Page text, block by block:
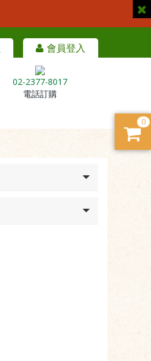
會員登入
02-2377-8017
電話訂購
0